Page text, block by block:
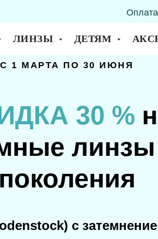
ЛИНЗЫ ДЕТЯМ
C 1 МАРТА ПО 30 ИЮНЯ
30 %
линзы
поколения
с